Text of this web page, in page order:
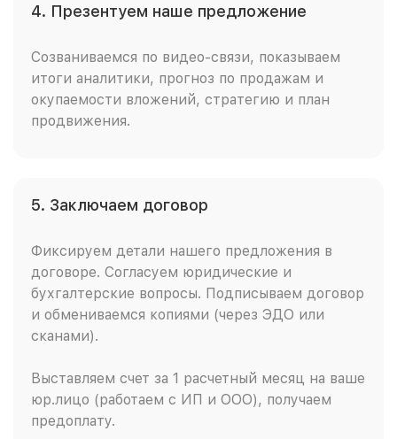
4. Презентуем наше предложение
Созваниваемся по видео-связи, показываем
итоги аналитики, прогноз по продажам и
окупаемости вложений, стратегию и план
продвижения.
5. Заключаем договор
Фиксируем детали нашего предложения в
договоре. Согласуем юридические и
бухгалтерские вопросы. Подписываем договор
и обмениваемся копиями (через ЭДО или
сканами).
Выставляем счет за 1 расчетный месяц на ваше
юр.лицо (работаем с ИП и ООО), получаем
предоплату.